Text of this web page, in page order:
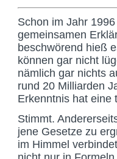
Schon im Jahr
gemeinsamen
beschwörend hieß
können gar nicht
nämlich gar nichts
rund 20 Milliarden
Erkenntnis hat eine
Stimmt.
jene Gesetze zu
im Himmel